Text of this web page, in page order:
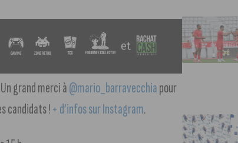
grand merci à@mario_barravecchiapour
candidats !+ d’infos sur Instagram.